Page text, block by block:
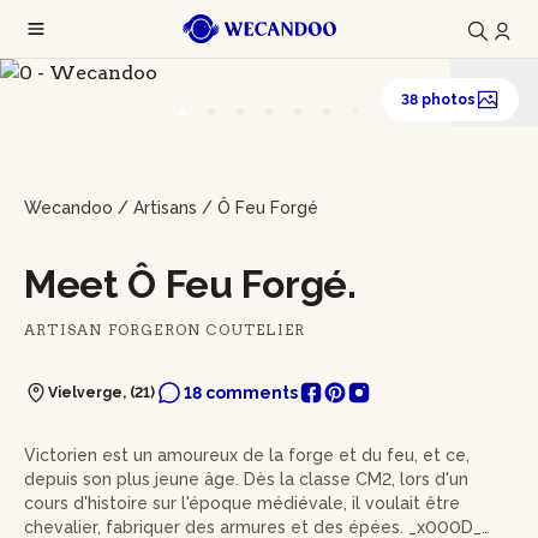
38 photos
Wecandoo / Artisans / Ô Feu Forgé
Meet Ô Feu Forgé.
ARTISAN FORGERON COUTELIER
Vielverge, (21) 18 comments
Victorien est un amoureux de la forge et du feu, et ce,
depuis son plus jeune âge. Dès la classe CM2, lors d'un
cours d'histoire sur l'époque médiévale, il voulait être
chevalier, fabriquer des armures et des épées. _x000D_